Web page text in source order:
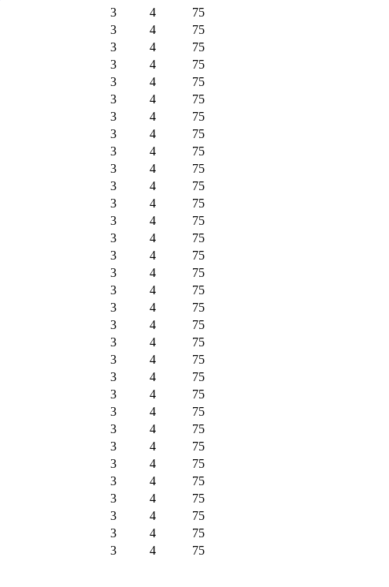
3 4
75
3 4
75
3 4
75
3 4
75
3 4
75
3 4
75
3 4
75
3 4
75
3 4
75
3 4
75
3 4
75
3 4
75
3 4
75
3 4
75
3 4
75
3 4
75
3 4
75
3 4
75
3 4
75
3 4
75
3 4
75
3 4
75
3 4
75
3 4
75
3 4
75
3 4
75
3 4
75
3 4
75
3 4
75
3 4
75
3 4
75
3 4 75